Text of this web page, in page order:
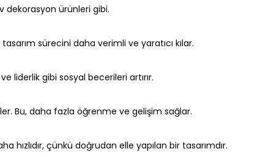
dekorasyon ürünleri gibi.
sürecini daha verimli ve yaratıcı kılar.
liderlik gibi sosyal becerileri artırır.
Bu, daha fazla öğrenme ve gelişim sağlar.
hızlıdır, çünkü doğrudan elle yapılan bir tasarımdır.